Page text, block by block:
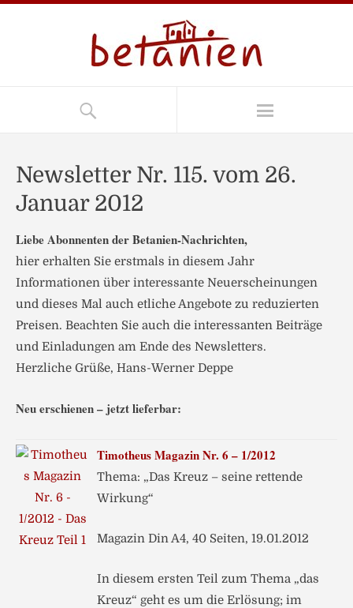
Newsletter Nr. 115. vom 26.
Januar 2012
Liebe Abonnenten der Betanien-Nachrichten,
hier erhalten Sie erstmals in diesem Jahr
Informationen über interessante Neuerscheinungen
und dieses Mal auch etliche Angebote zu reduzierten
Preisen. Beachten Sie auch die interessanten Beiträge
und Einladungen am Ende des Newsletters.
Herzliche Grüße, Hans-Werner Deppe
Neu erschienen – jetzt lieferbar:
Timotheus Magazin Nr. 6 – 1/2012
Thema: „Das Kreuz – seine rettende
Wirkung“
Magazin Din A4, 40 Seiten, 19.01.2012
In diesem ersten Teil zum Thema „das
Kreuz“ geht es um die Erlösung; im